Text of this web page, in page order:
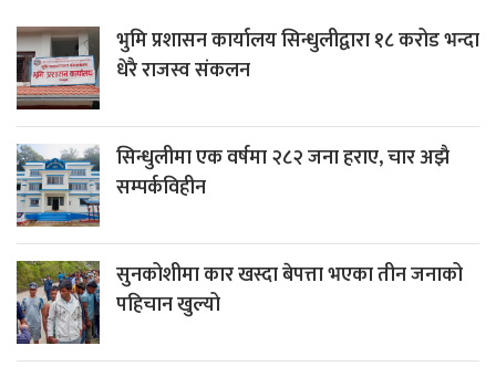
भुमि प्रशासन कार्यालय सिन्धुलीद्वारा १८ करोड भन्दा
धेरै राजस्व संकलन
सिन्धुलीमा एक वर्षमा २८२ जना हराए, चार अझै
सम्पर्कविहीन
सुनकोशीमा कार खस्दा बेपत्ता भएका तीन जनाको
पहिचान खुल्यो